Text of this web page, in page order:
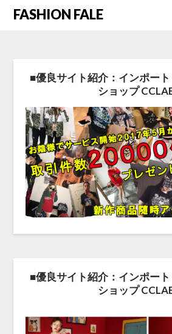
FASHION FALE
■優良サイト紹介：インポー
ショップ
■優良サイト紹介：インポー
ショップ